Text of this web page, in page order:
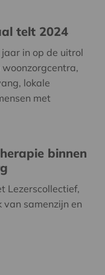
telt 2024
in op de uitrol
woonzorgcentra,
lokale
met
binnen
Lezerscollectief,
samenzijn en